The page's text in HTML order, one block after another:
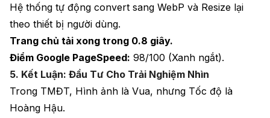
Hệ thống tự động convert sang WebP và Resize lại
theo thiết bị người dùng.
Trang chủ tải xong trong 0.8 giây.
Điểm Google PageSpeed: 98/100 (Xanh ngắt).
5. Kết Luận: Đầu Tư Cho Trải Nghiệm Nhìn
Trong TMĐT, Hình ảnh là Vua, nhưng Tốc độ là
Hoàng Hậu.